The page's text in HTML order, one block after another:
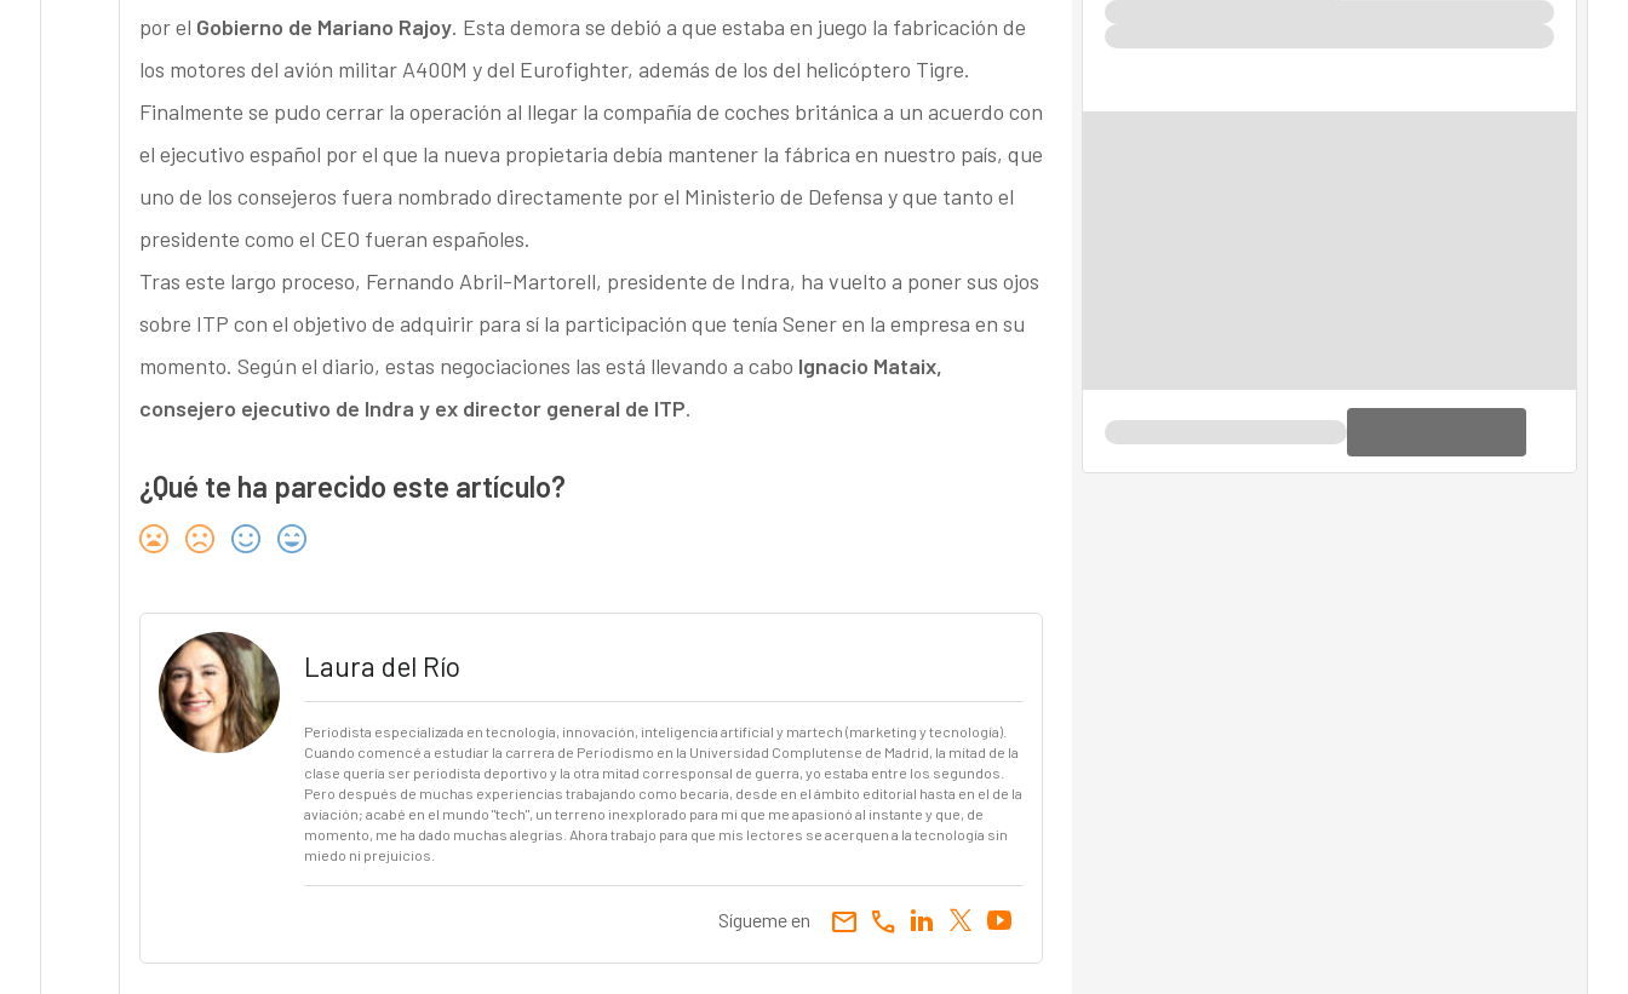
por el Gobierno de Mariano Rajoy. Esta demora se debió a que estaba en juego la fabricación de
los motores del avión militar A400M y del Eurofighter, además de los del helicóptero Tigre.
Finalmente se pudo cerrar la operación al llegar la compañía de coches británica a un acuerdo con
el ejecutivo español por el que la nueva propietaria debía mantener la fábrica en nuestro país, que
uno de los consejeros fuera nombrado directamente por el Ministerio de Defensa y que tanto el
presidente como el CEO fueran españoles.
Tras este largo proceso, Fernando Abril-Martorell, presidente de Indra, ha vuelto a poner sus ojos
sobre ITP con el objetivo de adquirir para sí la participación que tenía Sener en la empresa en su
momento. Según el diario, estas negociaciones las está llevando a cabo Ignacio Mataix,
consejero ejecutivo de Indra y ex director general de ITP.
¿Qué te ha parecido este artículo?
Laura del Río
Periodista especializada en tecnología, innovación, inteligencia artificial y martech (marketing y tecnología).
Cuando comencé a estudiar la carrera de Periodismo en la Universidad Complutense de Madrid, la mitad de la
clase quería ser periodista deportivo y la otra mitad corresponsal de guerra, yo estaba entre los segundos.
Pero después de muchas experiencias trabajando como becaria, desde en el ámbito editorial hasta en el de la
aviación; acabé en el mundo "tech", un terreno inexplorado para mí que me apasionó al instante y que, de
momento, me ha dado muchas alegrías. Ahora trabajo para que mis lectores se acerquen a la tecnología sin
miedo ni prejuicios.
call
email
Sígueme en